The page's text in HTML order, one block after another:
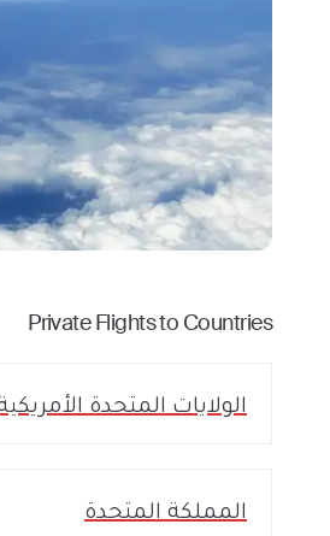
Private Flights to Countries
الولايات المتحدة
المملكة المتحدة